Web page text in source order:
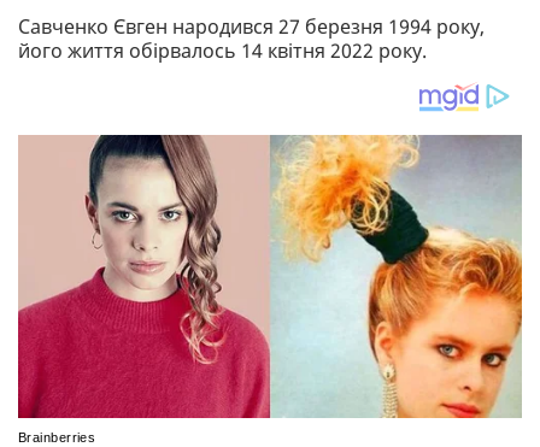
Савченко Євген народився 27 березня 1994 року,
його життя обірвалось 14 квітня 2022 року.